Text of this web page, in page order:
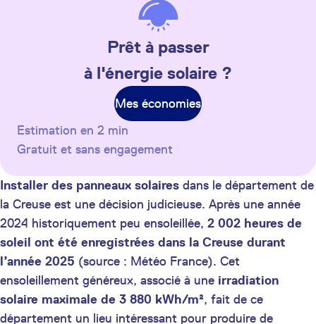
Prêt à passer
à l'énergie solaire ?
Mes économies
Estimation en 2 min
Gratuit et sans engagement
Installer des panneaux solaires dans le département de
la Creuse est une décision judicieuse. Après une année
2024 historiquement peu ensoleillée, 2 002 heures de
soleil ont été enregistrées dans la Creuse durant
l’année 2025 (source : Météo France). Cet
ensoleillement généreux, associé à une irradiation
solaire maximale de 3 880 kWh/m², fait de ce
département un lieu intéressant pour produire de